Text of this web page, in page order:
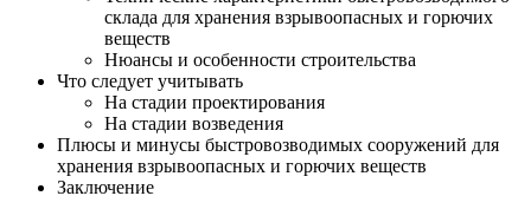
склада для хранения взрывоопасных и горючих
веществ
Нюансы и особенности строительства
Что следует учитывать
На стадии проектирования
На стадии возведения
Плюсы и минусы быстровозводимых сооружений для
хранения взрывоопасных и горючих веществ
Заключение